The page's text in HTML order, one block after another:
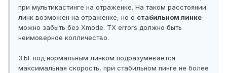
при мультикастинге на отраженке. На таком расстоянии
линк возможен на отраженке, но о стабильном линке
можно забыть без Xmode. TX errors должно быть
неимоверное колличество.
З.Ы. под нормальным линком подразумевается
максимальная скорость, при стабильном пинге не более